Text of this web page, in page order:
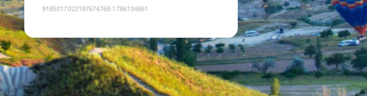
9185017022197674768:1786134861